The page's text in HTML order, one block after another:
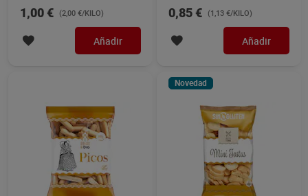
1,00 € (2,00 €/KILO)
Añadir
0,85 € (1,13 €/KILO)
Añadir
Novedad